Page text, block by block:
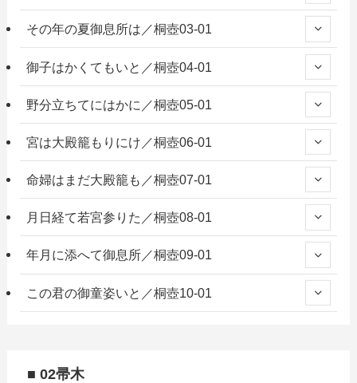
その年の夏御息所は／桐壺03-01
御子はかくてもいと／桐壺04-01
野分立ちてにはかに／桐壺05-01
宮は大殿籠もりにけ／桐壺06-01
命婦はまだ大殿籠も／桐壺07-01
月日経て若宮参りた／桐壺08-01
年月に添へて御息所／桐壺09-01
この君の御童姿いと／桐壺10-01
■ 02帚木